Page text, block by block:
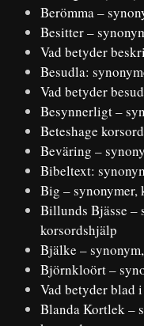
Berömma –
Besitter –
Vad betyder
Besudla:
Vad betyder
Besynnerligt –
Beteshage
Beväring –
Bibeltext:
Big – synonymer,
Billunds Bjässe –
korsordshjälp
Bjälke –
Björnkloört –
Vad betyder blad
Blanda Kortlek –